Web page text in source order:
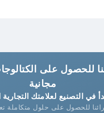
للحصول على
مجانية
في التصنيع لعلامتك
للحصول على حلول متكاملة